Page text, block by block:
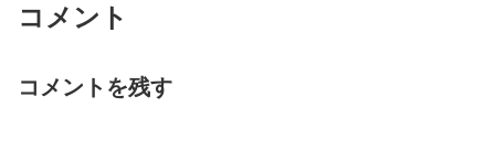
コメント
コメントを残す